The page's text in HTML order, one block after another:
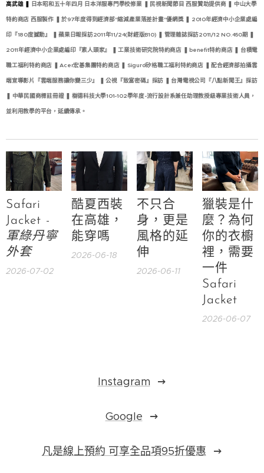
高武雄 ❚ 日本昭和五十年四月 日本洋服專門學校修業 ❚ 民視新聞節目 西服贊助提供商 ❚ 中山大學
特約商店 西服製作 ❚ 於97年度得到經濟部"縮減產業落差計畫"優網獎 ❚ 2010年經濟中小企業處編
印『180度撼動』 ❚ 蘋果日報採訪2011年11/24(財經版B10) ❚ 管理雜誌採訪2011/12 NO.450期 ❚
2011年經濟中小企業處編印『素人頭家』 ❚ 工業技術研究院特約商店 ❚ benefit特約商店 ❚ 台積電
職工福利特約商店 ❚ Acer宏碁集團特約商店 ❚ Sigurd矽格職工福利特約商店 ❚ 配合經濟部拍攝雲
端宣導影片『雲端服務讓你變三少』 ❚ 公視『致富密碼』採訪 ❚ 台灣電視公司『八點新聞王』採訪
❚ 中華民國商標註冊證 ❚ 樹德科技大學101-102學年度-流行設計系兼任助理教授級專業技術人員，
並利用教學的平台，延續傳承。
Safari
Jacket -
軍綠丹寧
外套
2026-07-02
酷夏西裝
在高雄，
能穿嗎
2026-06-18
不只合
身，更是
風格的延
伸
2026-06-11
獵裝是什
麼？為何
你的衣櫥
裡，需要
一件
Safari
Jacket
2026-06-07
Instagram
Google
凡是線上預約 可享全品項95折優惠